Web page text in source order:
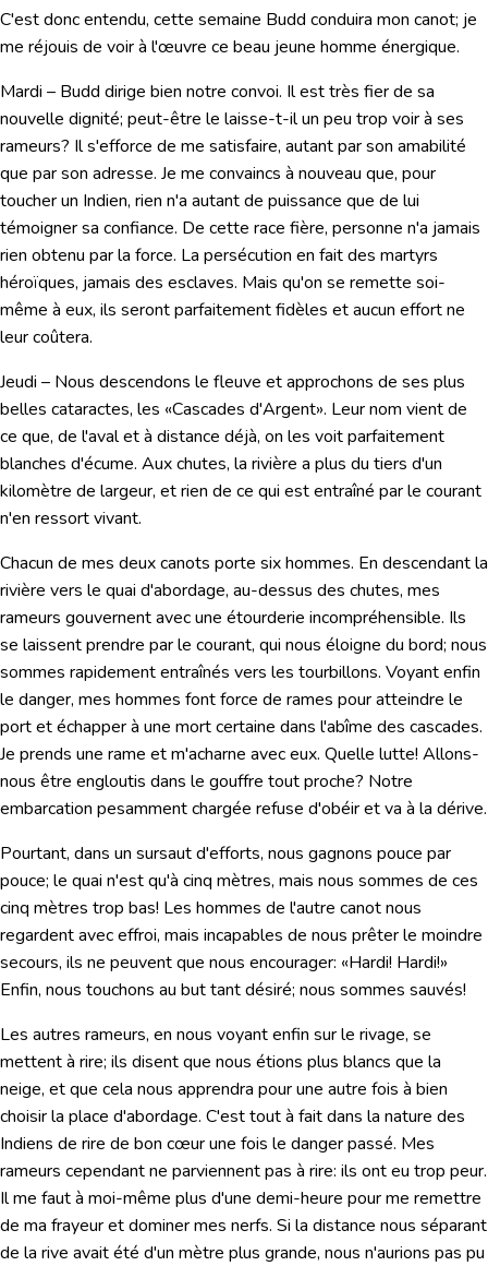
C'est donc entendu, cette semaine Budd conduira mon canot; je
me réjouis de voir à l'œuvre ce beau jeune homme énergique.
Mardi – Budd dirige bien notre convoi. Il est très fier de sa
nouvelle dignité; peut-être le laisse-t-il un peu trop voir à ses
rameurs? Il s'efforce de me satisfaire, autant par son amabilité
que par son adresse. Je me convaincs à nouveau que, pour
toucher un Indien, rien n'a autant de puissance que de lui
témoigner sa confiance. De cette race fière, personne n'a jamais
rien obtenu par la force. La persécution en fait des martyrs
héroïques, jamais des esclaves. Mais qu'on se remette soi-
même à eux, ils seront parfaitement fidèles et aucun effort ne
leur coûtera.
Jeudi – Nous descendons le fleuve et approchons de ses plus
belles cataractes, les «Cascades d'Argent». Leur nom vient de
ce que, de l'aval et à distance déjà, on les voit parfaitement
blanches d'écume. Aux chutes, la rivière a plus du tiers d'un
kilomètre de largeur, et rien de ce qui est entraîné par le courant
n'en ressort vivant.
Chacun de mes deux canots porte six hommes. En descendant la
rivière vers le quai d'abordage, au-dessus des chutes, mes
rameurs gouvernent avec une étourderie incompréhensible. Ils
se laissent prendre par le courant, qui nous éloigne du bord; nous
sommes rapidement entraînés vers les tourbillons. Voyant enfin
le danger, mes hommes font force de rames pour atteindre le
port et échapper à une mort certaine dans l'abîme des cascades.
Je prends une rame et m'acharne avec eux. Quelle lutte! Allons-
nous être engloutis dans le gouffre tout proche? Notre
embarcation pesamment chargée refuse d'obéir et va à la dérive.
Pourtant, dans un sursaut d'efforts, nous gagnons pouce par
pouce; le quai n'est qu'à cinq mètres, mais nous sommes de ces
cinq mètres trop bas! Les hommes de l'autre canot nous
regardent avec effroi, mais incapables de nous prêter le moindre
secours, ils ne peuvent que nous encourager: «Hardi! Hardi!»
Enfin, nous touchons au but tant désiré; nous sommes sauvés!
Les autres rameurs, en nous voyant enfin sur le rivage, se
mettent à rire; ils disent que nous étions plus blancs que la
neige, et que cela nous apprendra pour une autre fois à bien
choisir la place d'abordage. C'est tout à fait dans la nature des
Indiens de rire de bon cœur une fois le danger passé. Mes
rameurs cependant ne parviennent pas à rire: ils ont eu trop peur.
Il me faut à moi-même plus d'une demi-heure pour me remettre
de ma frayeur et dominer mes nerfs. Si la distance nous séparant
de la rive avait été d'un mètre plus grande, nous n'aurions pas pu